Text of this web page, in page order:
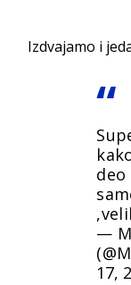
Izdvajamo i
—
17,